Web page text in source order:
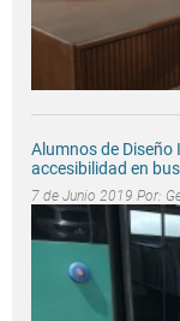
Alumnos de
accesibilidad en
7 de Junio 2019 Por: